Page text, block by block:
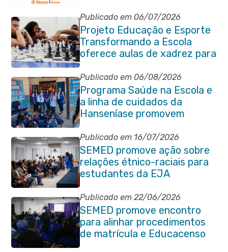
Publicado em 06/07/2026
Projeto Educação e Esporte
Transformando a Escola
oferece aulas de xadrez para
alunos da rede municipal
Publicado em 06/08/2026
Programa Saúde na Escola e
a linha de cuidados da
Hanseníase promovem
conscientização sobre
hanseníase na E.M Adelaide
de Magalhães Seabra
Publicado em 16/07/2026
SEMED promove ação sobre
relações étnico-raciais para
estudantes da EJA
Publicado em 22/06/2026
SEMED promove encontro
para alinhar procedimentos
de matrícula e Educacenso
2026